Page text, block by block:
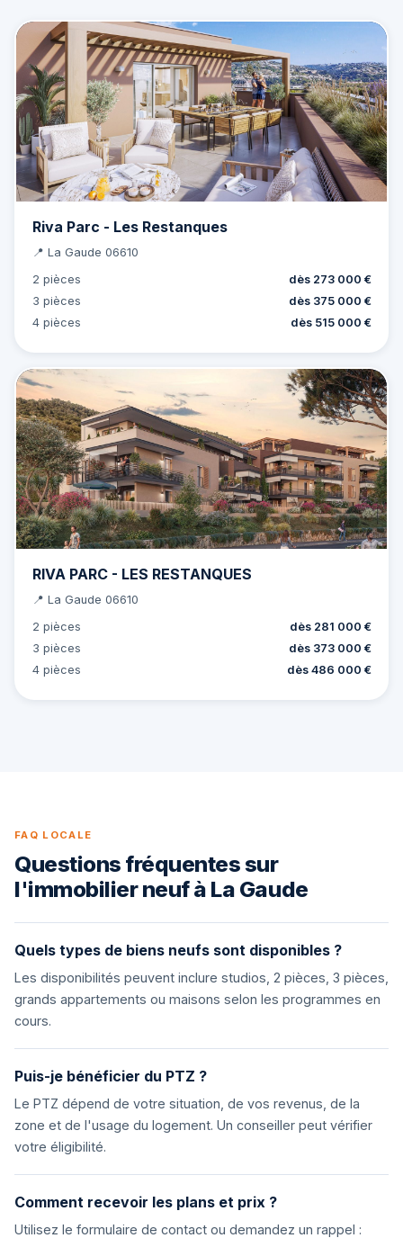
Riva Parc - Les Restanques
📍 La Gaude 06610
2 pièces
dès 273 000 €
3 pièces
dès 375 000 €
4 pièces
dès 515 000 €
RIVA PARC - LES RESTANQUES
📍 La Gaude 06610
2 pièces
dès 281 000 €
3 pièces
dès 373 000 €
4 pièces
dès 486 000 €
FAQ LOCALE
Questions fréquentes sur
l'immobilier neuf à La Gaude
Quels types de biens neufs sont disponibles ?
Les disponibilités peuvent inclure studios, 2 pièces, 3 pièces,
grands appartements ou maisons selon les programmes en
cours.
Puis-je bénéficier du PTZ ?
Le PTZ dépend de votre situation, de vos revenus, de la
zone et de l'usage du logement. Un conseiller peut vérifier
votre éligibilité.
Comment recevoir les plans et prix ?
Utilisez le formulaire de contact ou demandez un rappel :